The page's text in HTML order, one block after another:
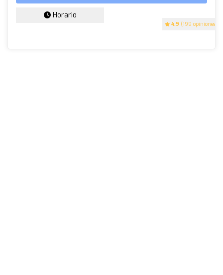
4.9 (199 opiniones)
Horario